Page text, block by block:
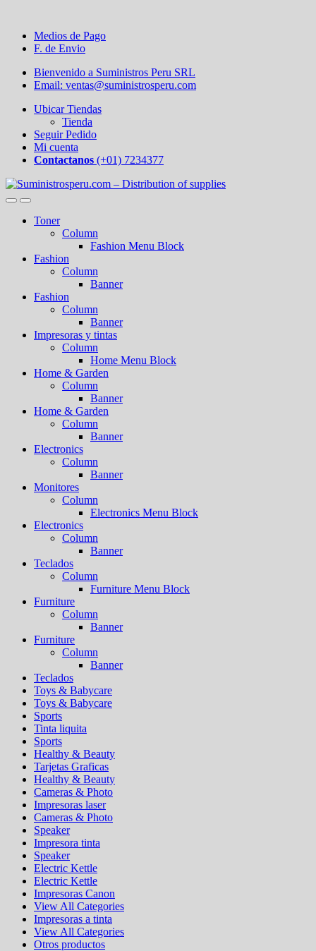
Medios de Pago
F. de Envio
Bienvenido a Suministros Peru SRL
Email: ventas@suministrosperu.com
Ubicar Tiendas
Tienda
Seguir Pedido
Mi cuenta
Contactanos (+01) 7234377
Toner
Column
Fashion Menu Block
Fashion
Column
Banner
Fashion
Column
Banner
Impresoras y tintas
Column
Home Menu Block
Home & Garden
Column
Banner
Home & Garden
Column
Banner
Electronics
Column
Banner
Monitores
Column
Electronics Menu Block
Electronics
Column
Banner
Teclados
Column
Furniture Menu Block
Furniture
Column
Banner
Furniture
Column
Banner
Teclados
Toys & Babycare
Toys & Babycare
Sports
Tinta liquita
Sports
Healthy & Beauty
Tarjetas Graficas
Healthy & Beauty
Cameras & Photo
Impresoras laser
Cameras & Photo
Speaker
Impresora tinta
Speaker
Electric Kettle
Electric Kettle
Impresoras Canon
View All Categories
Impresoras a tinta
View All Categories
Otros productos